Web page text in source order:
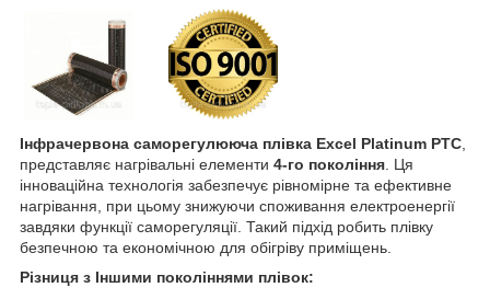
Інфрачервона саморегулююча плівка Excel Platinum PTC
представляє нагрівальні елементи 4-го покоління . Ця
інноваційна технологія забезпечує рівномірне та ефективне
нагрівання, при цьому знижуючи споживання електроенергії
завдяки функції саморегуляції. Такий підхід робить плівку
безпечною та економічною для обігріву приміщень.
Різниця з Іншими поколіннями плівок: